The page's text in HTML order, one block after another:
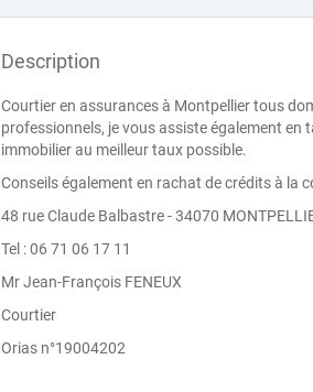
Description
Courtier en assurances à Montpellier tous
professionnels, je vous assiste également
immobilier au meilleur taux possible.
Conseils également en rachat de crédits à la
48 rue Claude Balbastre - 34070
Tel : 06 71 06 17 11
Mr Jean-François FENEUX
Courtier
Orias n°19004202